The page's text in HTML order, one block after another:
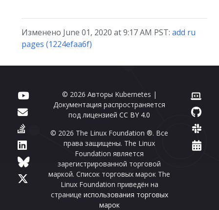
Изменено June 01, 2020 at 9:17 AM PST: add ru
pages (1224efaa6f)
© 2026 Авторы Kubernetes |
Документация распространяется
под лицензиейCC BY 4.0
© 2026 The Linux Foundation ®. Все
права защищены. The Linux
Foundation является
зарегистрированной торговой
маркой. Список торговых марок The
Linux Foundation приведён на
странице использования торговых
марок